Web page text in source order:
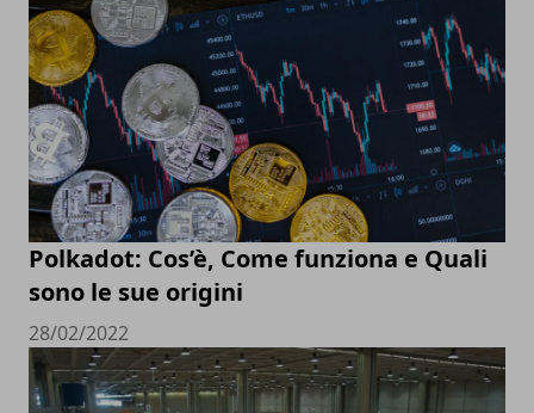
Polkadot: Cos’è, Come funziona e Quali
sono le sue origini
28/02/2022